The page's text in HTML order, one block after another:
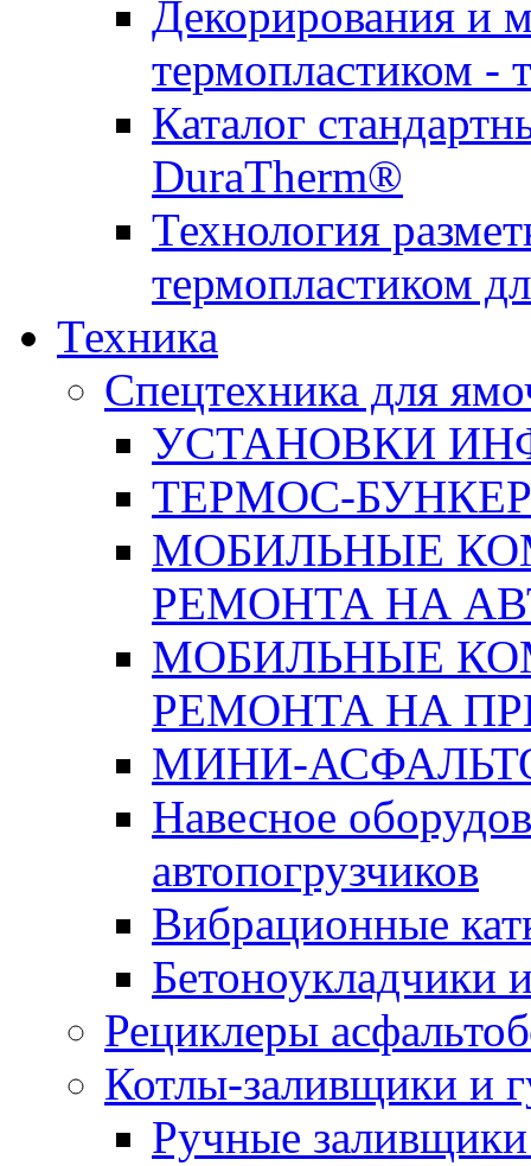
Декорирования и
термопластиком -
Каталог
DuraTherm®
Технология
термопластиком
Техника
Спецтехника для
УСТАНОВКИ
ТЕРМОС-
МОБИЛЬНЫЕ
РЕМОНТА НА
МОБИЛЬНЫЕ
РЕМОНТА НА
МИНИ-
Навесное
автопогрузчиков
Вибрационные
Бетоноукладчики
Рециклеры
Котлы-заливщики и
Ручные заливщики